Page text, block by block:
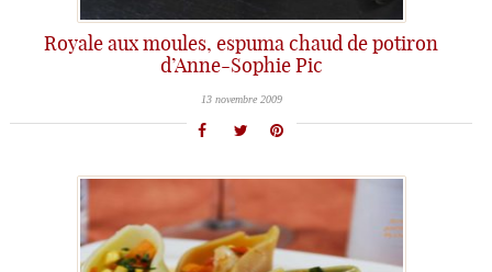
Royale aux moules, espuma chaud de potiron
d’Anne-Sophie Pic
13 novembre 2009